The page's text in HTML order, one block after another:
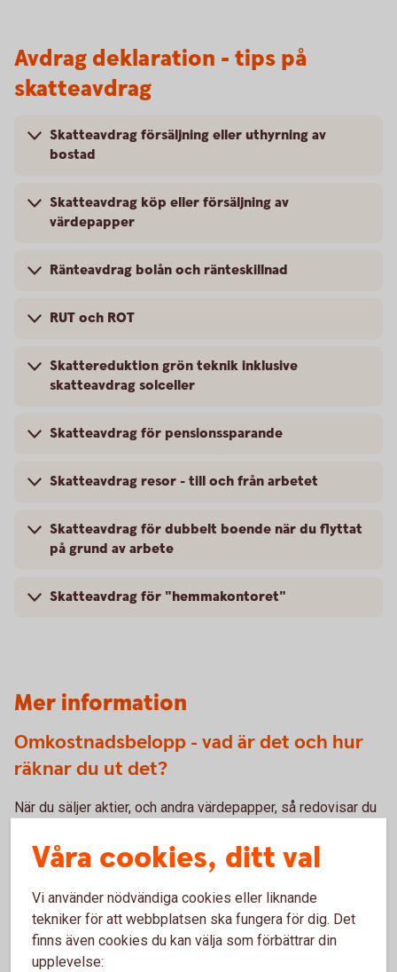
Avdrag deklaration - tips på
skatteavdrag
Skatteavdrag försäljning eller uthyrning av
bostad
Skatteavdrag köp eller försäljning av
värdepapper
Ränteavdrag bolån och ränteskillnad
RUT och ROT
Skattereduktion grön teknik inklusive
skatteavdrag solceller
Skatteavdrag för pensionssparande
Skatteavdrag resor - till och från arbetet
Skatteavdrag för dubbelt boende när du flyttat
på grund av arbete
Skatteavdrag för "hemmakontoret"
Mer information
Omkostnadsbelopp - vad är det och hur
räknar du ut det?
När du säljer aktier, och andra värdepapper, så redovisar du
räkna ut och fylla i omkostnadsbeloppet för din försäljning.
anskaffningsutgifter - oftast det belopp du sammanlagt har
betalat för dina värdepapper. Du behöver ditt
försäljningspris och ditt omkostnadsbelopp när du ska
Våra cookies, ditt val
Vi använder nödvändiga cookies eller liknande
tekniker för att webbplatsen ska fungera för dig. Det
finns även cookies du kan välja som förbättrar din
upplevelse: